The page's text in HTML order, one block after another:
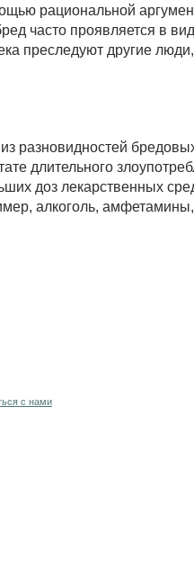
рациональной
часто проявляется в
преследуют другие
разновидностей
длительного
доз лекарственных
алкоголь,
с нами